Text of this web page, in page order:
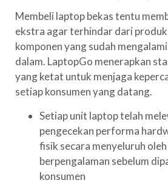
Membeli laptop bekas tentu
ekstra agar terhindar dari
komponen yang sudah
dalam. LaptopGo menerapkan
yang ketat untuk menjaga
setiap konsumen yang datang.
Setiap unit laptop telah
pengecekan performa
fisik secara menyeluruh
berpengalaman sebelum
konsumen